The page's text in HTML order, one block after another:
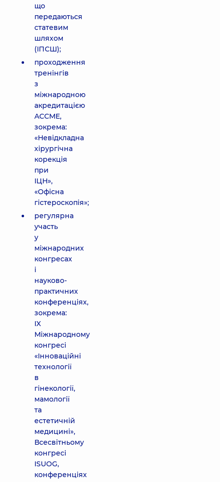
що
передаються
статевим
шляхом
(ІПСШ);
проходження
тренінгів
з
міжнародною
акредитацією
ACCME,
зокрема:
«Невідкладна
хірургічна
корекція
при
ІЦН»,
«Офісна
гістероскопія»;
регулярна
участь
у
міжнародних
конгресах
і
науково-
практичних
конференціях,
зокрема:
IX
Міжнародному
конгресі
«Інноваційні
технології
в
гінекології,
мамології
та
естетичній
медицині»,
Всесвітньому
конгресі
ISUOG,
конференціях